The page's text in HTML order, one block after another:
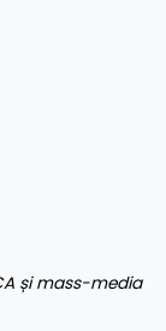
și mass-media